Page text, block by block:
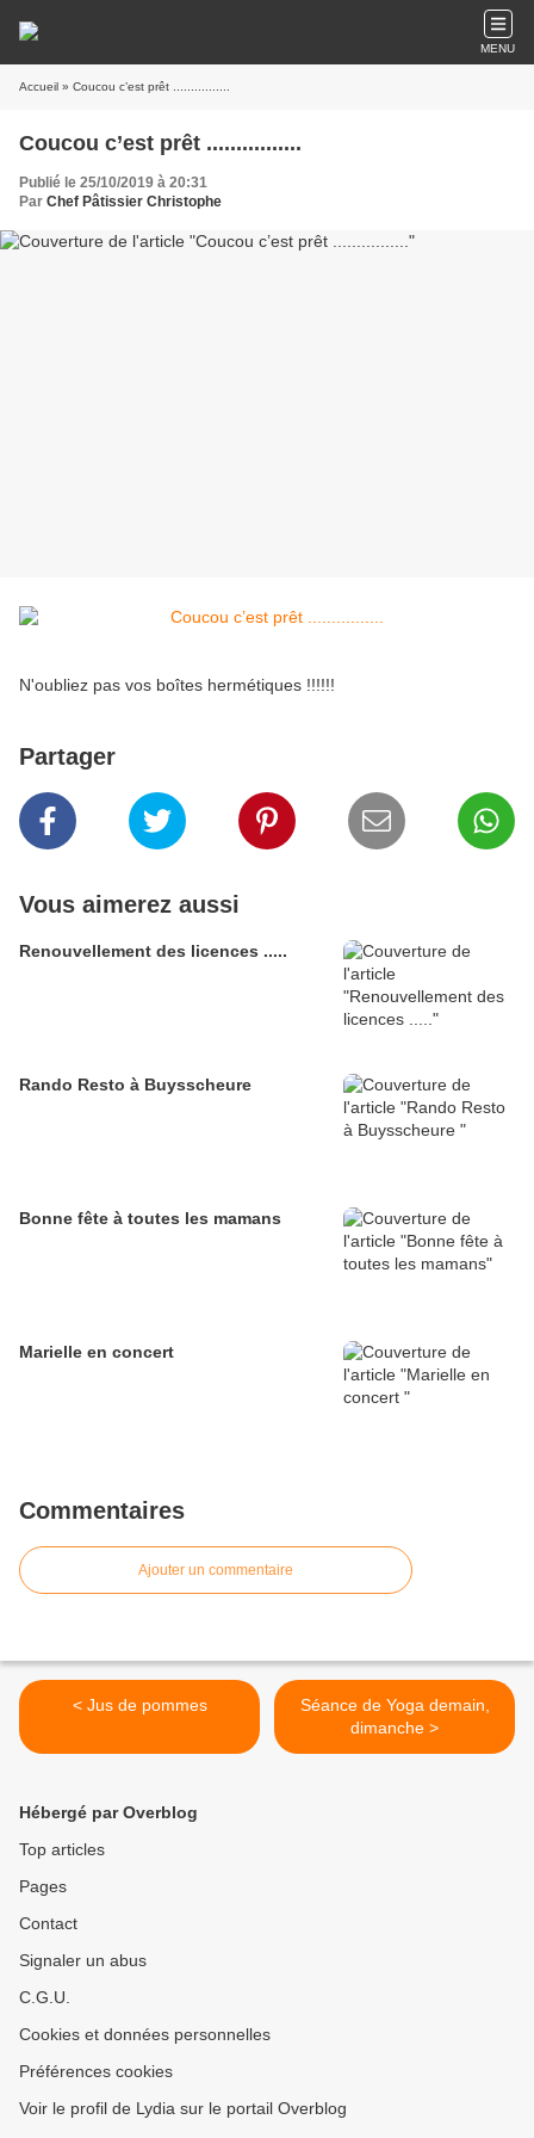
MENU
Accueil » Coucou c’est prêt ................
Coucou c’est prêt ................
Publié le 25/10/2019 à 20:31
Par Chef Pâtissier Christophe
N'oubliez pas vos boîtes hermétiques !!!!!!
Partager
Vous aimerez aussi
Renouvellement des licences .....
Rando Resto à Buysscheure
Bonne fête à toutes les mamans
Marielle en concert
Commentaires
Ajouter un commentaire
< Jus de pommes
Séance de Yoga demain,
dimanche >
Hébergé par Overblog
Top articles
Pages
Contact
Signaler un abus
C.G.U.
Cookies et données personnelles
Préférences cookies
Voir le profil de Lydia sur le portail Overblog